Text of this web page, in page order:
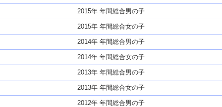
2015年 年間総合男の子
2015年 年間総合女の子
2014年 年間総合男の子
2014年 年間総合女の子
2013年 年間総合男の子
2013年 年間総合女の子
2012年 年間総合男の子